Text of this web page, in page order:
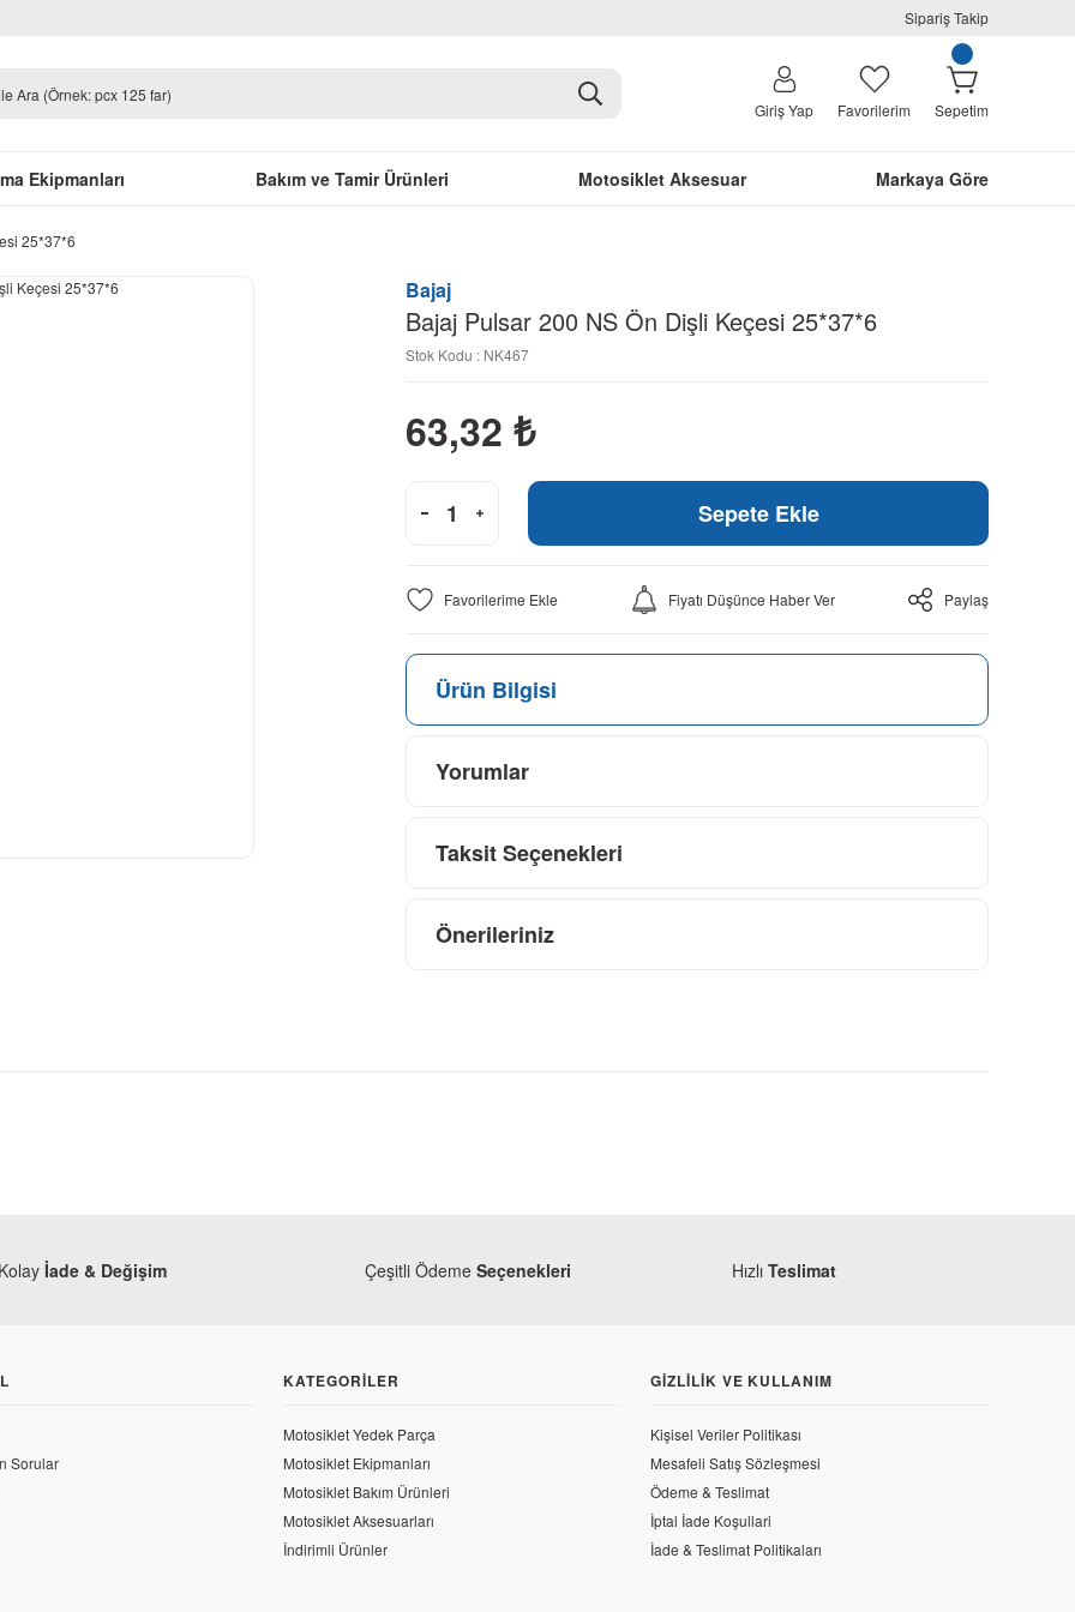
Sipariş Takip
Giriş Yap Favorilerim Sepetim
Ekipmanları Bakım ve Tamir Ürünleri Motosiklet Aksesuar Markaya Göre
25*37*6
Bajaj
Bajaj Pulsar 200 NS Ön Dişli Keçesi 25*37*6
Stok Kodu : NK467
63,32 ₺
Sepete Ekle
Fiyatı Düşünce Haber Ver Paylaş
Ürün Bilgisi
Yorumlar
Taksit Seçenekleri
Önerileriniz
Pulsar 200 NS Ön Amortisör Alt Boru Sağ
Bajaj
Bajaj Pulsar 200 NS Ön Amortisör Alt Boru Sol
Kolay İade & Değişim Çeşitli Ödeme Seçenekleri Hızlı Teslimat
Sorular
KATEGORILER
Motosiklet Yedek Parça
Motosiklet Ekipmanları
Motosiklet Bakım Ürünleri
Motosiklet Aksesuarları
İndirimli Ürünler
GIZLILIK VE KULLANIM
Kişisel Veriler Politikası
Mesafeli Satış Sözleşmesi
Ödeme & Teslimat
İptal İade Koşullari
İade & Teslimat Politikaları